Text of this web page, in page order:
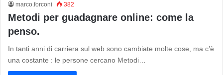
marco.forconi 382
Metodi per guadagnare online: come la
penso.
In tanti anni di carriera sul web sono cambiate molte cose, ma c’è
una costante : le persone cercano Metodi…